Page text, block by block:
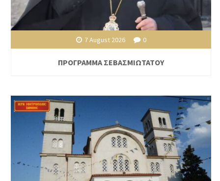
7 August 2026 0
ΠΡΟΓΡΑΜΜΑ ΣΕΒΑΣΜΙΩΤΑΤΟΥ